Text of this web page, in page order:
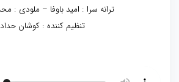
ترانه سرا : امید باوفا – ملودی :
تنظیم کننده : کوشان حداد